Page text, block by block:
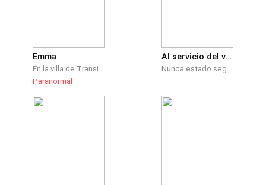
Emma
En la villa de Transilvania gobierna un poderoso rey vampiro, Luke. No se deja influenciar por nadie ni nada, pero su debilidad, su alma gemela. Emma, mitad humana, mitad vampiro. Obligada a casarse con el rey de la villa por su padre, no sabe la razón de ello. Lo que sabe es que su corazón pertenece a un hombre lobo sin saber que también le pertenece a un poderoso vampiro. Un corazón dividido en dos. Dos razas distintas. ¿A quién elegirá Emma?
Paranormal
Al servicio del vampiro
Nunca estado segura de que me depara el mañana pero jamás espere en caer en esta situación llena de insertidumbre, misterio y sorpresas pero pensándolo bien esto se ajusta perfectamente a lo que se aser y lucharé por salir de está posición.